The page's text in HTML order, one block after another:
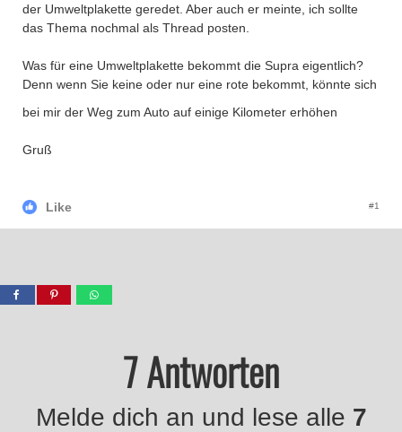
der Umweltplakette geredet. Aber auch er meinte, ich sollte
das Thema nochmal als Thread posten.
Was für eine Umweltplakette bekommt die Supra eigentlich?
Denn wenn Sie keine oder nur eine rote bekommt, könnte sich
bei mir der Weg zum Auto auf einige Kilometer erhöhen
Gruß
Like #1
7 Antworten
Melde dich an und lese alle 7